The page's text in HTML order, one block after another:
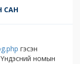
САН
гэсэн
номын